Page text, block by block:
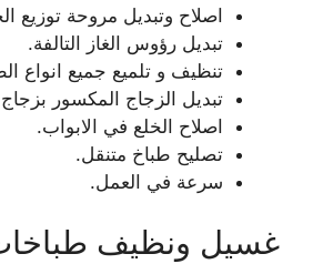
اصلاح وتبديل مروحة توزيع
تبديل رؤوس الغاز التالفة.
تنظيف و تلميع جميع انواع
تبديل الزجاج المكسور
اصلاح الخلع في الابواب.
تصليح طباخ متنقل.
سرعة في العمل.
غسيل ونظيف